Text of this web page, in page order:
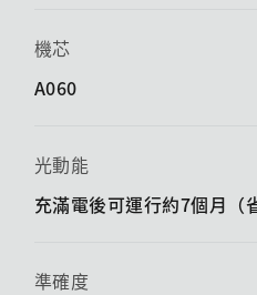
機芯
A060
光動能
充滿電後可運行約7個月（
準確度